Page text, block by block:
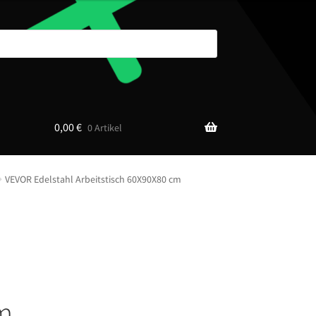
0,00€ 0 Artikel
VEVOR Edelstahl Arbeitstisch 60X90X80 cm